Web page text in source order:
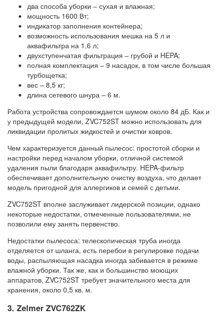
два способа уборки – сухая и влажная;
мощность 1600 Вт;
индикатор заполнения контейнера;
возможность использования мешка на 5 л и
аквафильтра на 1,6 л;
двухступенчатая фильтрация – грубой и HEPA;
полная комплектация – 9 насадок, в том числе большая
турбощетка;
вес – 8,5 кг;
длина сетевого шнура – 6 м.
Работа устройства сопровождается шумом около 84 дБ. Как и
у предыдущей модели, ZVC752ST можно использовать для
ликвидации пролитых жидкостей и очистки ковров.
Чем характеризуется данный пылесос: простотой сборки и
настройки перед началом уборки, отличной системой
удаления пыли благодаря аквафильтру. HEPA-фильтр
обеспечивает дополнительную очистку воздуха, что делает
модель пригодной для аллергиков и семей с детьми.
ZVC752ST вполне заслуживает лидерской позиции, однако
некоторые недостатки, отмеченные пользователями, не
позволили ему занять первенство.
Недостатки пылесоса: телескопическая труба иногда
отделяется от шланга, есть перебои в регулировке подачи
воды, распыляющая насадка иногда забивается в режиме
влажной уборки. Так же, как и большинство моющих
аппаратов, ZVC752ST требует значительного места для
хранения, около 0,5 кв. м.
3. Zelmer ZVC762ZK